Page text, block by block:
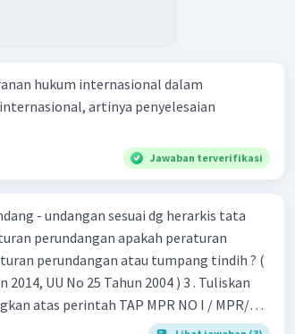
hukum internasional dalam
artinya penyelesaian
Jawaban terverifikasi
- undangan sesuai dg herarkis tata
perundangan atau tumpang tindih ? (
No 25 Tahun 2004 ) 3 . Tuliskan
atas perintah TAP MPR NO I / MPR/